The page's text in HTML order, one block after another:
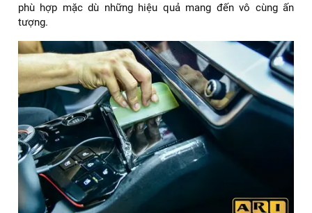
phù hợp mặc dù những hiệu quả mang đến vô cùng ấn
tượng.